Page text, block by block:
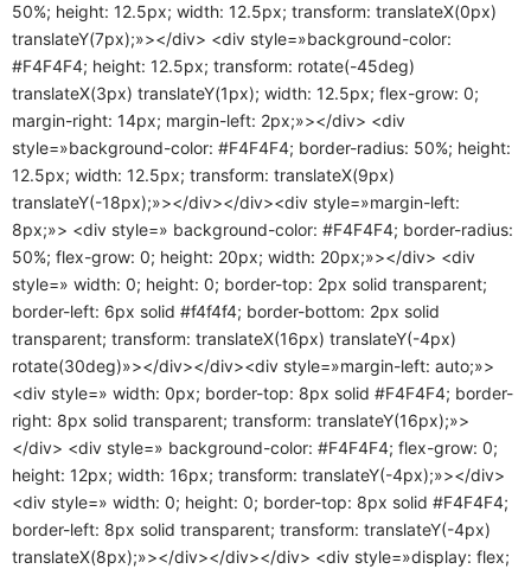
50%; height: 12.5px; width: 12.5px; transform: translateX(0px)
translateY(7px);»></div> <div style=»background-color:
#F4F4F4; height: 12.5px; transform: rotate(-45deg)
translateX(3px) translateY(1px); width: 12.5px; flex-grow: 0;
margin-right: 14px; margin-left: 2px;»></div> <div
style=»background-color: #F4F4F4; border-radius: 50%; height:
12.5px; width: 12.5px; transform: translateX(9px)
translateY(-18px);»></div></div><div style=»margin-left:
8px;»> <div style=» background-color: #F4F4F4; border-radius:
50%; flex-grow: 0; height: 20px; width: 20px;»></div> <div
style=» width: 0; height: 0; border-top: 2px solid transparent;
border-left: 6px solid #f4f4f4; border-bottom: 2px solid
transparent; transform: translateX(16px) translateY(-4px)
rotate(30deg)»></div></div><div style=»margin-left: auto;»>
<div style=» width: 0px; border-top: 8px solid #F4F4F4; border-
right: 8px solid transparent; transform: translateY(16px);»>
</div> <div style=» background-color: #F4F4F4; flex-grow: 0;
height: 12px; width: 16px; transform: translateY(-4px);»></div>
<div style=» width: 0; height: 0; border-top: 8px solid #F4F4F4;
border-left: 8px solid transparent; transform: translateY(-4px)
translateX(8px);»></div></div></div> <div style=»display: flex;